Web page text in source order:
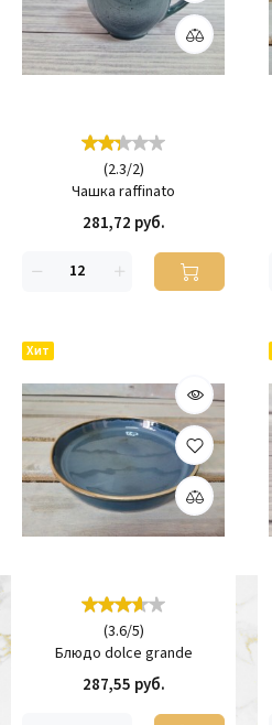
(2.3/2)
Чашка raffinato
281,72 руб.
Хит
(3.6/5)
Блюдо dolce grande
287,55 руб.